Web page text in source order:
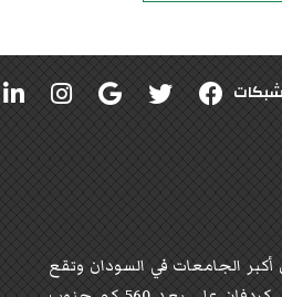
الجامعات في السودان وتقع